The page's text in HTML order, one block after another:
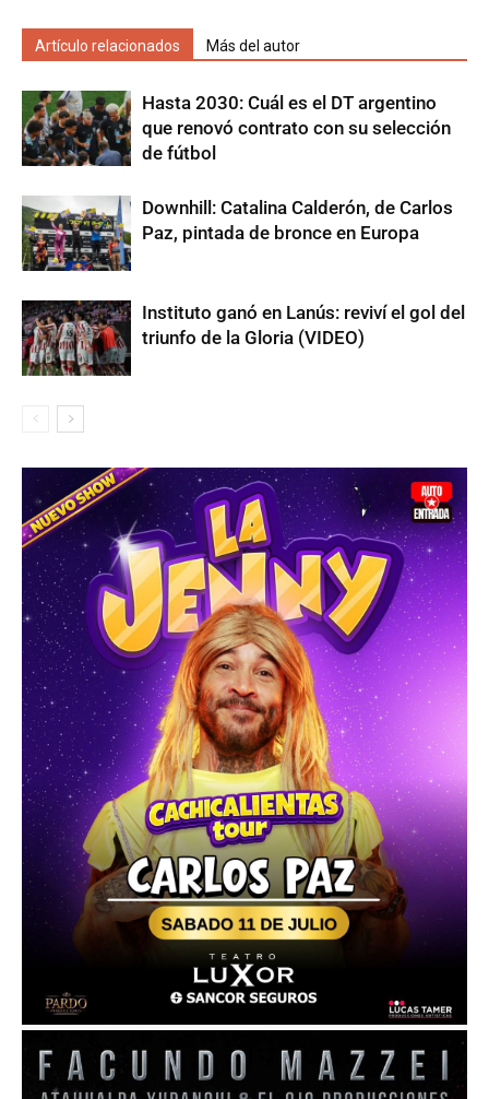
Artículo relacionados Más del autor
Hasta 2030: Cuál es el DT argentino
que renovó contrato con su selección
de fútbol
Downhill: Catalina Calderón, de Carlos
Paz, pintada de bronce en Europa
Instituto ganó en Lanús: reviví el gol del
triunfo de la Gloria (VIDEO)